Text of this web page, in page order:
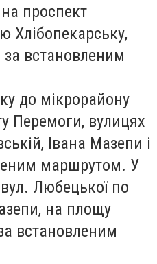
проспект
Хлібопекарську,
за встановленим
до мікрорайону
Перемоги, вулицях
Івана Мазепи і
маршрутом. У
Любецької по
на площу
встановленим